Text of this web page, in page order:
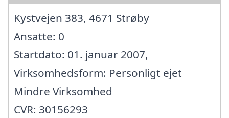
Kystvejen 383, 4671 Strøby
Ansatte: 0
Startdato: 01. januar 2007,
Virksomhedsform: Personligt ejet
Mindre Virksomhed
CVR: 30156293